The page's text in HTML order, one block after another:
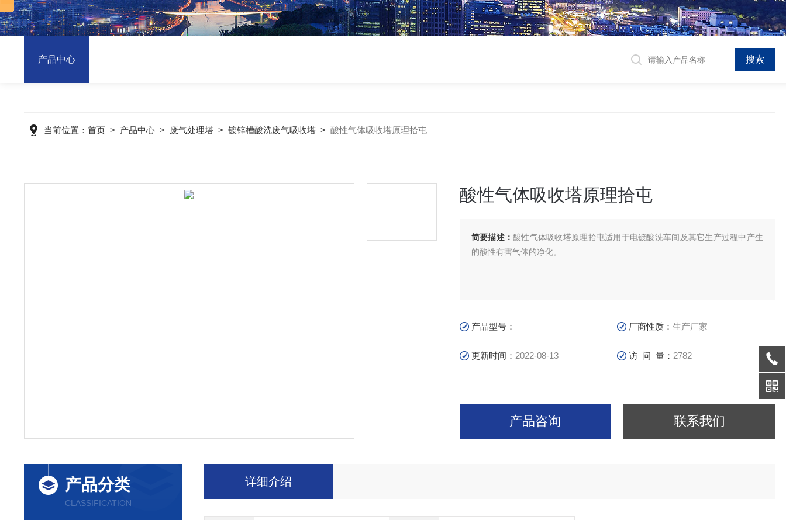
产品中心
当前位置： 首页> 产品中心> 废气处理塔> 镀锌槽酸洗废气吸收塔> 酸性气体吸收塔原理拾屯
酸性气体吸收塔原理拾屯
简要描述：酸性气体吸收塔原理拾屯适用于电镀酸洗车间及其它生产过程中产生
的酸性有害气体的净化。
产品型号： 厂商性质：生产厂家
更新时间： 2022-08-13 访 问 量： 2782
产品咨询 联系我们
产品分类
CLASSIFICATION
详细介绍